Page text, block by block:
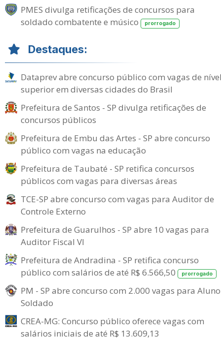
PMES divulga retificações de concursos para
soldado combatente e músico
prorrogado
Destaques:
Dataprev abre concurso público com vagas de
superior em diversas cidades do Brasil
Prefeitura de Santos - SP divulga retificações de
concursos públicos
Prefeitura de Embu das Artes - SP abre concurso
público com vagas na educação
Prefeitura de Taubaté - SP retifica concursos
públicos com vagas para diversas áreas
TCE-SP abre concurso com vagas para Auditor de
Controle Externo
Prefeitura de Guarulhos - SP abre 10 vagas para
Auditor Fiscal VI
Prefeitura de Andradina - SP retifica concurso
público com salários de até R$ 6.566,50
prorrogado
PM - SP abre concurso com 2.000 vagas para
Soldado
CREA-MG: Concurso público oferece vagas com
salários iniciais de até R$ 13.609,13